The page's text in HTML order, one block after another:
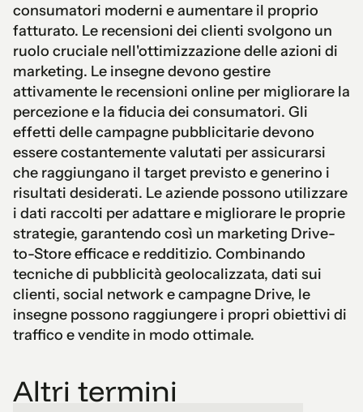
consumatori moderni e aumentare il proprio
fatturato. Le recensioni dei clienti svolgono un
ruolo cruciale nell'ottimizzazione delle azioni di
marketing. Le insegne devono gestire
attivamente le recensioni online per migliorare la
percezione e la fiducia dei consumatori. Gli
effetti delle campagne pubblicitarie devono
essere costantemente valutati per assicurarsi
che raggiungano il target previsto e generino i
risultati desiderati. Le aziende possono utilizzare
i dati raccolti per adattare e migliorare le proprie
strategie, garantendo così un marketing Drive-
to-Store efficace e redditizio. Combinando
tecniche di pubblicità geolocalizzata, dati sui
clienti, social network e campagne Drive, le
insegne possono raggiungere i propri obiettivi di
traffico e vendite in modo ottimale.
Altri termini